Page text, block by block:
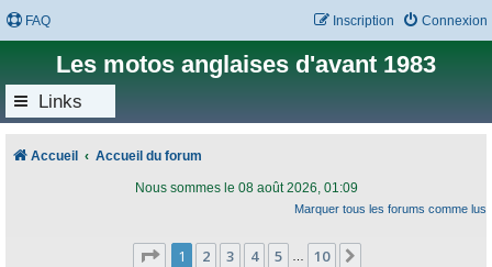
FAQ Connexion
Inscription
Les motos anglaises d'avant 1983
Links
Accueil Accueil du forum
Nous sommes le 08 août 2026, 01:09
Marquer tous les forums comme lus
Page 1sur
1 2 3 4 5 10